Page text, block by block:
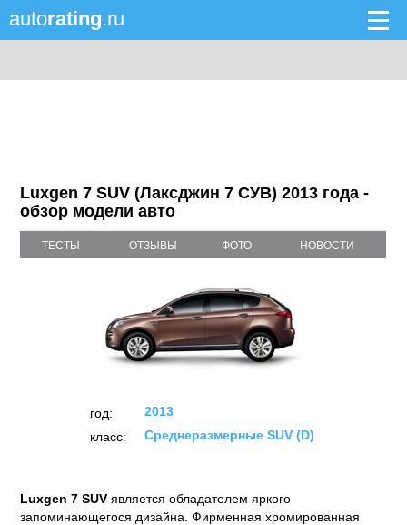
autorating.ru
Luxgen 7 SUV (Лаксджин 7 СУВ) 2013 года -
обзор модели авто
ТЕСТЫ ОТЗЫВЫ ФОТО НОВОСТИ
год:
2013
класс:
Среднеразмерные SUV (D)
Luxgen 7 SUV является обладателем яркого
запоминающегося дизайна. Фирменная хромированная